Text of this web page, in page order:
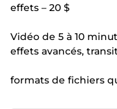
effets – 20 $
Vidéo de 5 à 10
effets avancés,
formats de fichiers